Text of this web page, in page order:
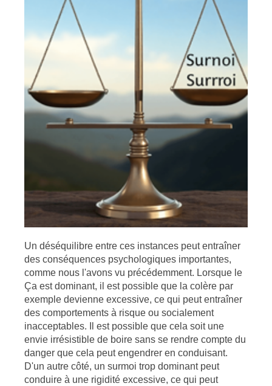
Un déséquilibre entre ces instances peut entraîner
des conséquences psychologiques importantes,
comme nous l'avons vu précédemment. Lorsque le
Ça est dominant, il est possible que la colère par
exemple devienne excessive, ce qui peut entraîner
des comportements à risque ou socialement
inacceptables. Il est possible que cela soit une
envie irrésistible de boire sans se rendre compte du
danger que cela peut engendrer en conduisant.
D'un autre côté, un surmoi trop dominant peut
conduire à une rigidité excessive, ce qui peut